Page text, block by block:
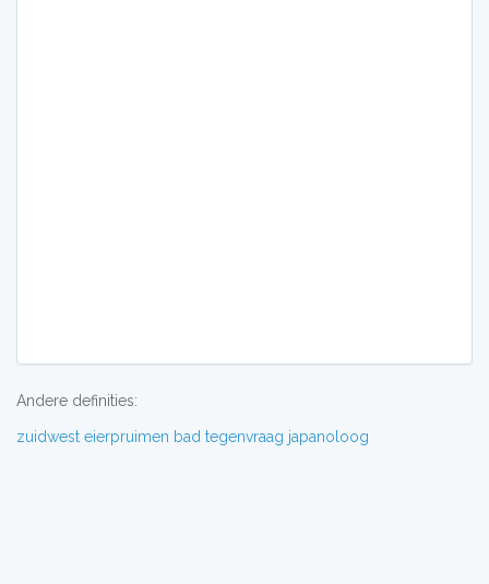
Andere definities:
zuidwest eierpruimen bad tegenvraag japanoloog